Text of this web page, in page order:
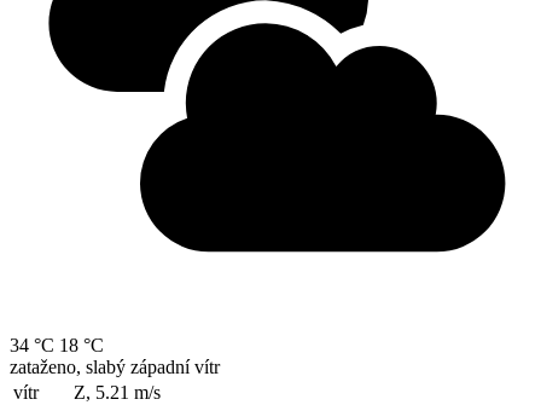
34 °C 18 °C
zataženo, slabý západní vítr
vítr
Z, 5.21 m/s